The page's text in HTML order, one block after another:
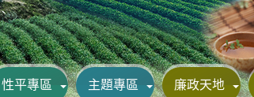
性平專區 主題專區 廉政天地